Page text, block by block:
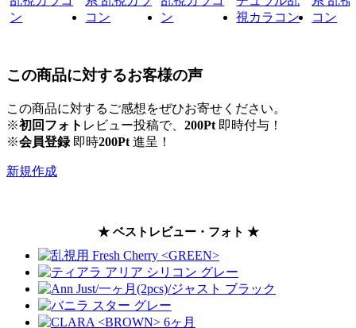
この商品に対するお客様の声
この商品に対するご感想をぜひお寄せください。
※初回フォト レビュー投稿で、 200Pt 即時付与！
※会員登録即時200Pt 進呈！
新規作成
★ ベストレビュー・フォト ★